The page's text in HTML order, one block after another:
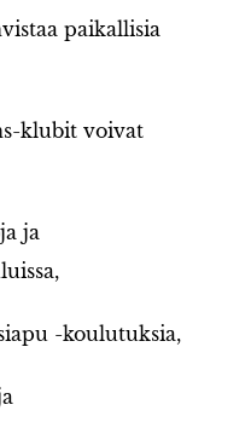
paikallisia
klubit voivat
ja
-koulutuksia,